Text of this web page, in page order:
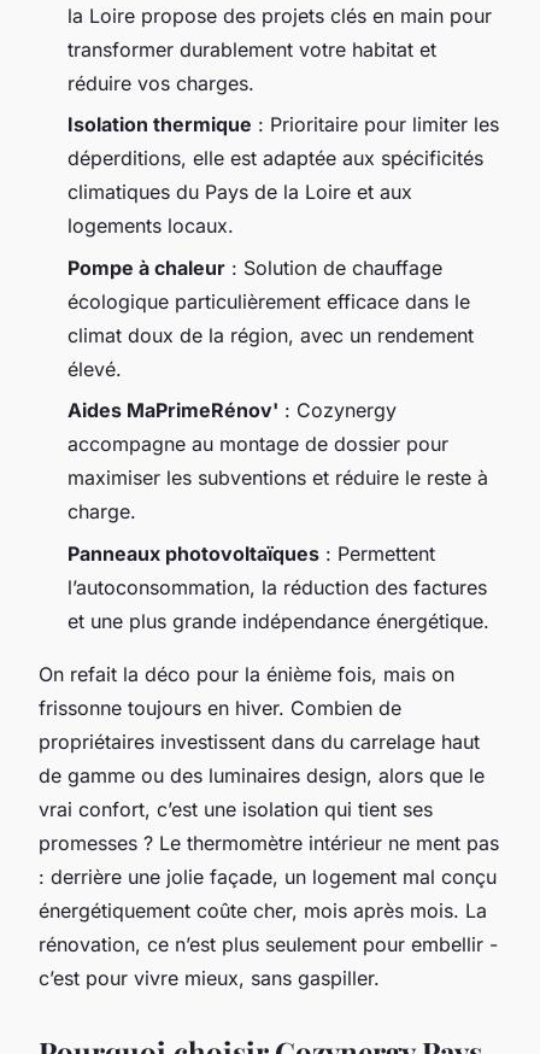
la Loire propose des projets clés en main pour
transformer durablement votre habitat et
réduire vos charges.
Isolation thermique : Prioritaire pour limiter les
déperditions, elle est adaptée aux spécificités
climatiques du Pays de la Loire et aux
logements locaux.
Pompe à chaleur : Solution de chauffage
écologique particulièrement efficace dans le
climat doux de la région, avec un rendement
élevé.
Aides MaPrimeRénov' : Cozynergy
accompagne au montage de dossier pour
maximiser les subventions et réduire le reste à
charge.
Panneaux photovoltaïques : Permettent
l’autoconsommation, la réduction des factures
et une plus grande indépendance énergétique.
On refait la déco pour la énième fois, mais on
frissonne toujours en hiver. Combien de
propriétaires investissent dans du carrelage haut
de gamme ou des luminaires design, alors que le
vrai confort, c’est une isolation qui tient ses
promesses ? Le thermomètre intérieur ne ment pas
: derrière une jolie façade, un logement mal conçu
énergétiquement coûte cher, mois après mois. La
rénovation, ce n’est plus seulement pour embellir -
c’est pour vivre mieux, sans gaspiller.